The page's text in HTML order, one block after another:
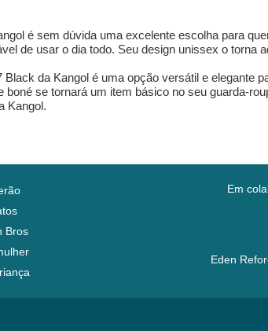
é sem dúvida uma excelente escolha para
de usar o dia todo. Seu design unissex o torna
da Kangol é uma opção versátil e elegante
se tornará um item básico no seu guarda-
Kangol.
Bros
Em
Eden